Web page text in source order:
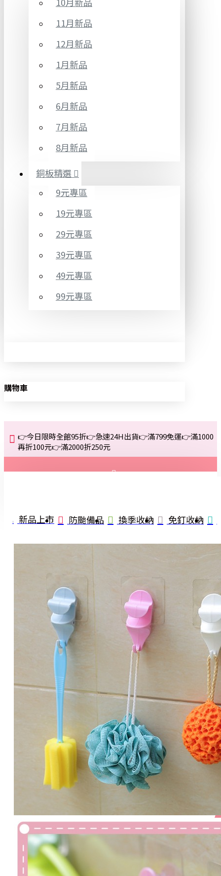
11月新品
12月新品
1月新品
5月新品
6月新品
7月新品
8月新品
銅板精選
9元專區
19元專區
29元專區
39元專區
49元專區
99元專區
購物車
👉今日限時全館95折👉急速24H出貨👉滿799免運👉滿1000
再折100元👉滿2000折250元
註冊
詢問
新品上市 防颱備品 換季收納 免釘收納